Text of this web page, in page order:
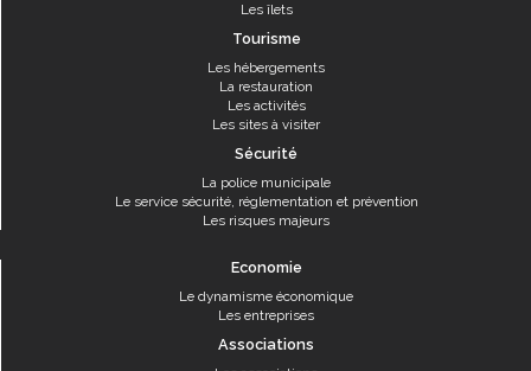
Les îlets
Tourisme
Les hébergements
La restauration
Les activités
Les sites à visiter
Sécurité
La police municipale
Le service sécurité, réglementation et prévention
Les risques majeurs
Economie
Le dynamisme économique
Les entreprises
Associations